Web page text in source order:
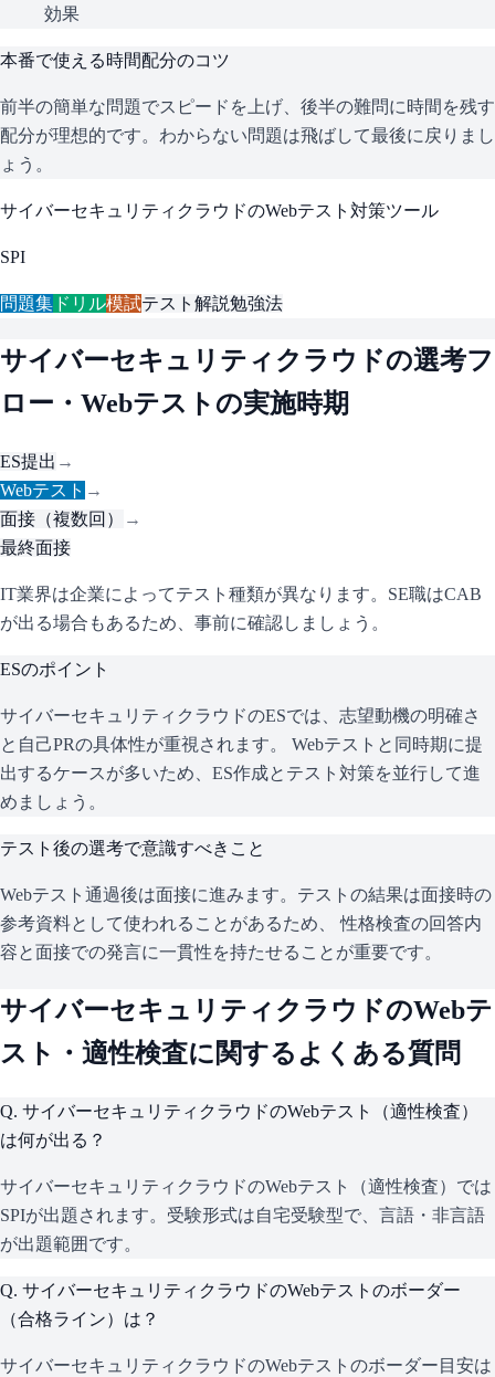
効果
本番で使える時間配分のコツ
前半の簡単な問題でスピードを上げ、後半の難問に時間を残す
配分が理想的です。わからない問題は飛ばして最後に戻りまし
ょう。
サイバーセキュリティクラウドのWebテスト対策ツール
SPI
問題集 ドリル模試テスト解説勉強法
サイバーセキュリティクラウドの選考フ
ロー・Webテストの実施時期
ES提出 →
Webテスト →
面接（複数回）
→
最終面接
IT業界は企業によってテスト種類が異なります。SE職はCAB
が出る場合もあるため、事前に確認しましょう。
ESのポイント
サイバーセキュリティクラウドのESでは、志望動機の明確さ
と自己PRの具体性が重視されます。 Webテストと同時期に提
出するケースが多いため、ES作成とテスト対策を並行して進
めましょう。
テスト後の選考で意識すべきこと
Webテスト通過後は面接に進みます。テストの結果は面接時の
参考資料として使われることがあるため、 性格検査の回答内
容と面接での発言に一貫性を持たせることが重要です。
サイバーセキュリティクラウドのWebテ
スト・適性検査に関するよくある質問
Q. サイバーセキュリティクラウドのWebテスト（適性検査）
は何が出る？
サイバーセキュリティクラウドのWebテスト（適性検査）では
SPIが出題されます。受験形式は自宅受験型で、言語・非言語
が出題範囲です。
Q. サイバーセキュリティクラウドのWebテストのボーダー
（合格ライン）は？
サイバーセキュリティクラウドのWebテストのボーダー目安は